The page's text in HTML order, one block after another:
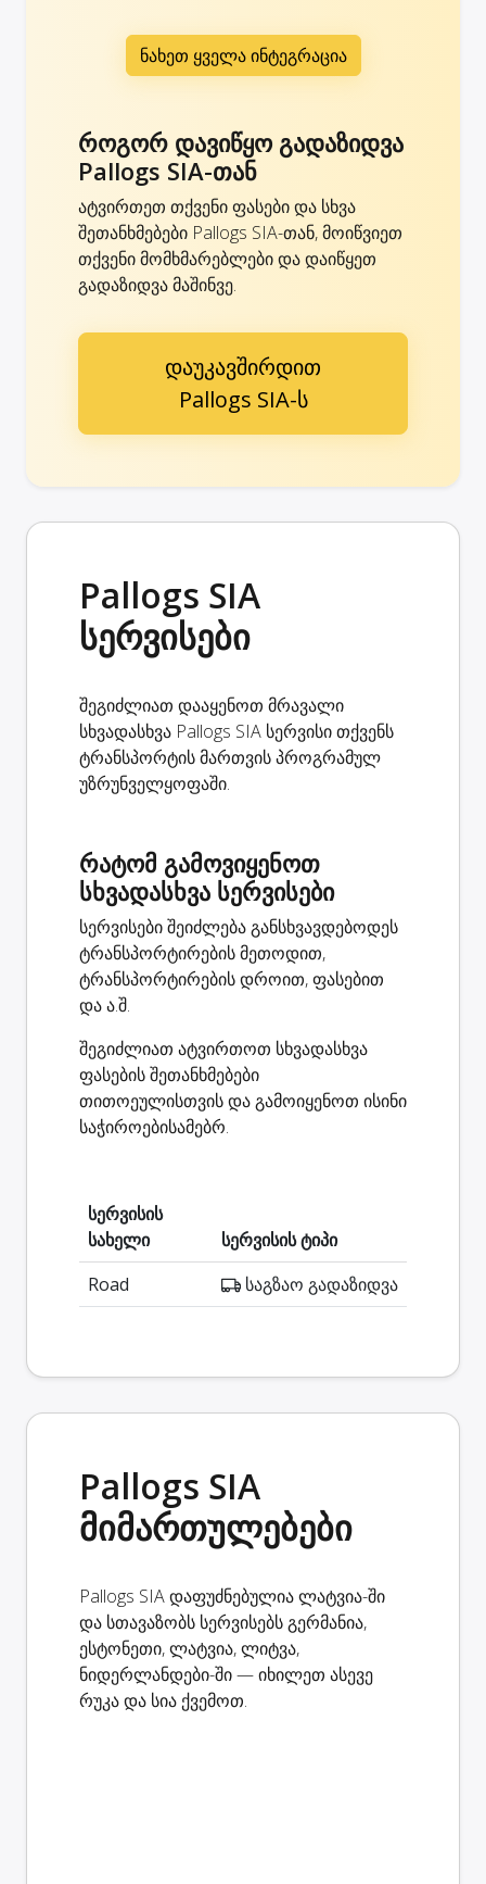
ნახეთ ყველა ინტეგრაცია
როგორ დავიწყო გადაზიდვა
Pallogs SIA-თან
ატვირთეთ თქვენი ფასები და სხვა
შეთანხმებები Pallogs SIA-თან, მოიწვიეთ
თქვენი მომხმარებლები და დაიწყეთ
გადაზიდვა მაშინვე.
დაუკავშირდით
Pallogs SIA-ს
Pallogs SIA
სერვისები
შეგიძლიათ დააყენოთ მრავალი
სხვადასხვა Pallogs SIA სერვისი თქვენს
ტრანსპორტის მართვის პროგრამულ
უზრუნველყოფაში.
რატომ გამოვიყენოთ
სხვადასხვა სერვისები
სერვისები შეიძლება განსხვავდებოდეს
ტრანსპორტირების მეთოდით,
ტრანსპორტირების დროით, ფასებით
და ა.შ.
შეგიძლიათ ატვირთოთ სხვადასხვა
ფასების შეთანხმებები
თითოეულისთვის და გამოიყენოთ ისინი
საჭიროებისამებრ.
სერვისის
სახელი
სერვისის ტიპი
Road
საგზაო გადაზიდვა
Pallogs SIA
მიმართულებები
Pallogs SIA დაფუძნებულია ლატვია-ში
და სთავაზობს სერვისებს გერმანია,
ესტონეთი, ლატვია, ლიტვა,
ნიდერლანდები-ში — იხილეთ ასევე
რუკა და სია ქვემოთ.